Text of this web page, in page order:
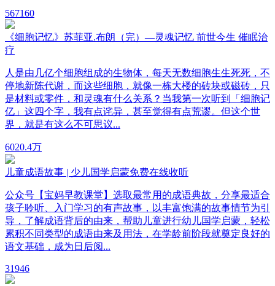
567160
《细胞记忆》苏菲亚.布朗（完）—灵魂记忆 前世今生 催眠治
疗
人是由几亿个细胞组成的生物体，每天无数细胞生生死死，不
停地新陈代谢，而这些细胞，就像一栋大楼的砖块或磁砖，只
是材料或零件，和灵魂有什么关系？当我第一次听到「细胞记
亿」这四个字，我有点诧异，甚至觉得有点荒谬。但这个世
界，就是有这么不可思议...
6020.4万
儿童成语故事 | 少儿国学启蒙免费在线收听
公众号【宝妈早教课堂】选取最常用的成语典故，分享最适合
孩子聆听、入门学习的有声故事，以丰富饱满的故事情节为引
导，了解成语背后的由来，帮助儿童进行幼儿国学启蒙，轻松
累积不同类型的成语由来及用法，在学龄前阶段就奠定良好的
语文基础，成为日后阅...
31946